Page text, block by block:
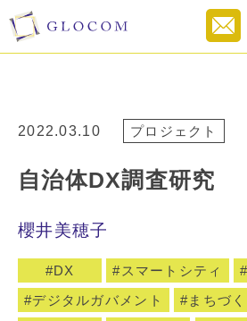
2022.03.10 プロジェクト
自治体DX調査研究
櫻井美穂子
DX スマートシティ
デジタルガバメント
まちづく